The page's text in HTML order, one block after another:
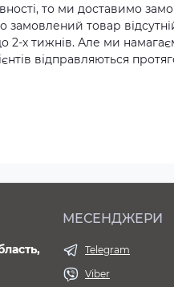
то ми доставимо
замовлений товар
2-х тижнів. Але ми
відправляються
МЕСЕНДЖЕРИ
Telegram
Viber